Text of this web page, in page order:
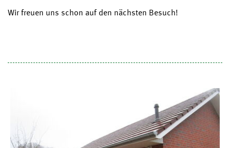
Wir freuen uns schon auf den nächsten Besuch!